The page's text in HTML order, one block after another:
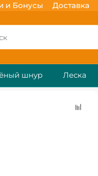
и Бонусы Доставка
шнур Леска